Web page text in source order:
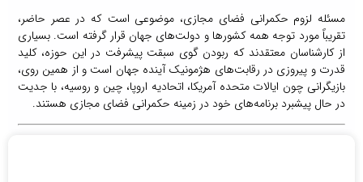
مسئله لزوم حکمرانی فضای مجازی، موضوعی است که در عصر حاضر،
تقریباً مورد توجه همه کشورها و دولت‌های جهان قرار گرفته است. بسیاری
از کارشناسان معتقدند که ربودن گوی سبقت پیشرفت در این حوزه، کلید
قدرت و پیروزی در رقابت‌های هژمونیک آینده جهان است و از همین روی،
بازیگرانی چون ایالات متحده آمریکا، اتحادیه اروپا، چین و روسیه، با جدیت
در حال پیشبرد برنامه‌های خود در زمینه حکمرانی فضای مجازی هستند.